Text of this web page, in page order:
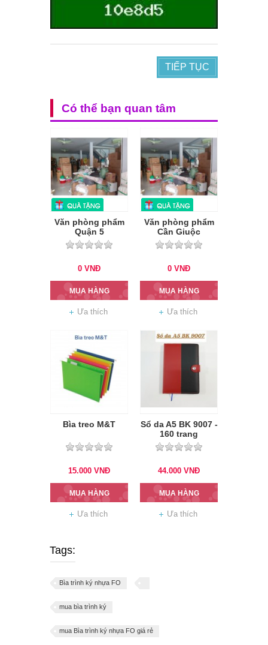
TIẾP TỤC
Có thể bạn quan tâm
Văn phòng phẩm
Quận 5
0 VNĐ
MUA HÀNG
Ưa thích
Văn phòng phẩm
Cần Giuộc
0 VNĐ
MUA HÀNG
Ưa thích
Bìa treo M&T
15.000 VNĐ
MUA HÀNG
Ưa thích
Sổ da A5 BK 9007 -
160 trang
44.000 VNĐ
MUA HÀNG
Ưa thích
Tags:
Bìa trình ký nhựa FO
mua bìa trình ký
mua Bìa trình ký nhựa FO giá rẻ